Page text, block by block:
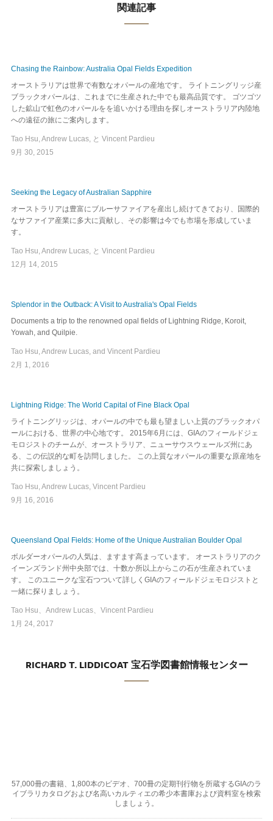
関連記事
Chasing the Rainbow: Australia Opal Fields Expedition
オーストラリアは世界で有数なオパールの産地です。 ライトニングリッジ産
ブラックオパールは、これまでに生産された中でも最高品質です。 ゴツゴツ
した鉱山で虹色のオパールをを追いかける理由を探しオーストラリア内陸地
への遠征の旅にご案内します。
Tao Hsu, Andrew Lucas, と Vincent Pardieu
9月 30, 2015
Seeking the Legacy of Australian Sapphire
オーストラリアは豊富にブルーサファイアを産出し続けてきており、国際的
なサファイア産業に多大に貢献し、その影響は今でも市場を形成していま
す。
Tao Hsu, Andrew Lucas, と Vincent Pardieu
12月 14, 2015
Splendor in the Outback: A Visit to Australia's Opal Fields
Documents a trip to the renowned opal fields of Lightning Ridge, Koroit,
Yowah, and Quilpie.
Tao Hsu, Andrew Lucas, and Vincent Pardieu
2月 1, 2016
Lightning Ridge: The World Capital of Fine Black Opal
ライトニングリッジは、オパールの中でも最も望ましい上質のブラックオパ
ールにおける、世界の中心地です。 2015年6月には、GIAのフィールドジェ
モロジストのチームが、オーストラリア、ニューサウスウェールズ州にあ
る、この伝説的な町を訪問しました。 この上質なオパールの重要な原産地を
共に探索しましょう。
Tao Hsu, Andrew Lucas, Vincent Pardieu
9月 16, 2016
Queensland Opal Fields: Home of the Unique Australian Boulder Opal
ボルダーオパールの人気は、ますます高まっています。 オーストラリアのク
イーンズランド州中央部では、十数か所以上からこの石が生産されていま
す。 このユニークな宝石つついて詳しくGIAのフィールドジェモロジストと
一緒に探りましょう。
Tao Hsu、Andrew Lucas、Vincent Pardieu
1月 24, 2017
RICHARD T. LIDDICOAT 宝石学図書館情報センター
57,000冊の書籍、1,800本のビデオ、700冊の定期刊行物を所蔵するGIAのラ
イブラリカタログおよび名高いカルティエの希少本書庫および資料室を検索
しましょう。